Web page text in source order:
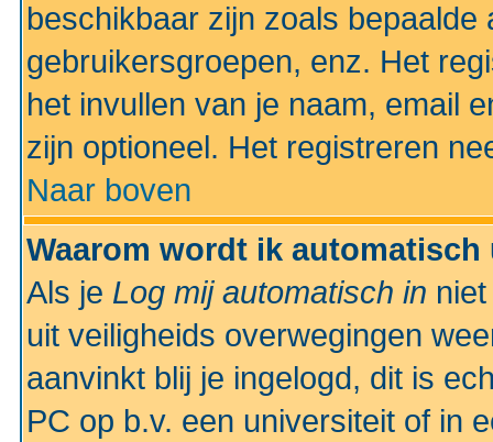
beschikbaar zijn zoals
gebruikersgroepen, enz. Het
het invullen van je naam, email
zijn optioneel. Het registreren
Naar boven
Waarom wordt ik
Als je Log mij automatisch in
uit veiligheids overwegingen
aanvinkt blij je ingelogd, dit is
PC op b.v. een universiteit of in